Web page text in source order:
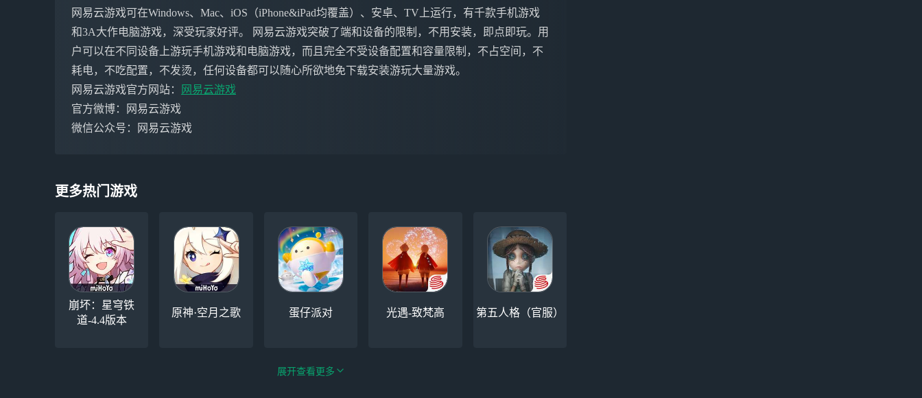
网易云游戏可在Windows、Mac、iOS（iPhone&iPad均覆盖）、安卓、TV上运行，有千款手机游戏
和3A大作电脑游戏，深受玩家好评。 网易云游戏突破了端和设备的限制，不用安装，即点即玩。用
户可以在不同设备上游玩手机游戏和电脑游戏，而且完全不受设备配置和容量限制，不占空间，不
耗电，不吃配置，不发烫，任何设备都可以随心所欲地免下载安装游玩大量游戏。
网易云游戏官方网站：
网易云游戏
官方微博：网易云游戏
微信公众号：网易云游戏
更多热门游戏
崩坏：星穹铁
道-4.4版本
原神·空月之歌 蛋仔派对 光遇-致梵高 第五人格（官服）
展开查看更多